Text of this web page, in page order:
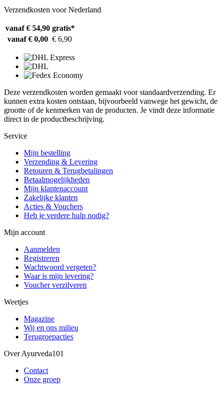
Verzendkosten voor Nederland
vanaf € 54,90 gratis*
vanaf € 0,00 € 6,90
Deze verzendkosten worden gemaakt voor standaardverzending. Er
kunnen extra kosten ontstaan, bijvoorbeeld vanwege het gewicht, de
grootte of de kenmerken van de producten. Je vindt deze informatie
direct in de productbeschrijving.
Service
Mijn bestelling
Verzending & Levering
Retouren & Terugbetalingen
Betaalmogelijkheden
Mijn klantenaccount
Zakelijke klanten
Acties & Vouchers
Heb je verdere hulp nodig?
Mijn account
Aanmelden
Registreren
Wachtwoord vergeten?
Waar is mijn levering?
Voucher verzilveren
Weetjes
Magazine
Wij en ons milieu
Terugroepacties
Over Ayurveda101
Contact
Onze groep